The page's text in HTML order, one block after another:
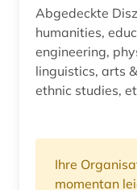
Abgedeckte
humanities,
engineering,
linguistics, arts
ethnic studies,
Ihre
momentan